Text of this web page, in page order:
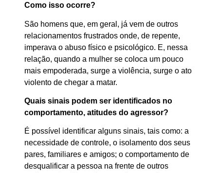
Como isso ocorre?
São homens que, em geral, já vem de outros
relacionamentos frustrados onde, de repente,
imperava o abuso físico e psicológico. E, nessa
relação, quando a mulher se coloca um pouco
mais empoderada, surge a violência, surge o ato
violento de chegar a matar.
Quais sinais podem ser identificados no
comportamento, atitudes do agressor?
É possível identificar alguns sinais, tais como: a
necessidade de controle, o isolamento dos seus
pares, familiares e amigos; o comportamento de
desqualificar a pessoa na frente de outros